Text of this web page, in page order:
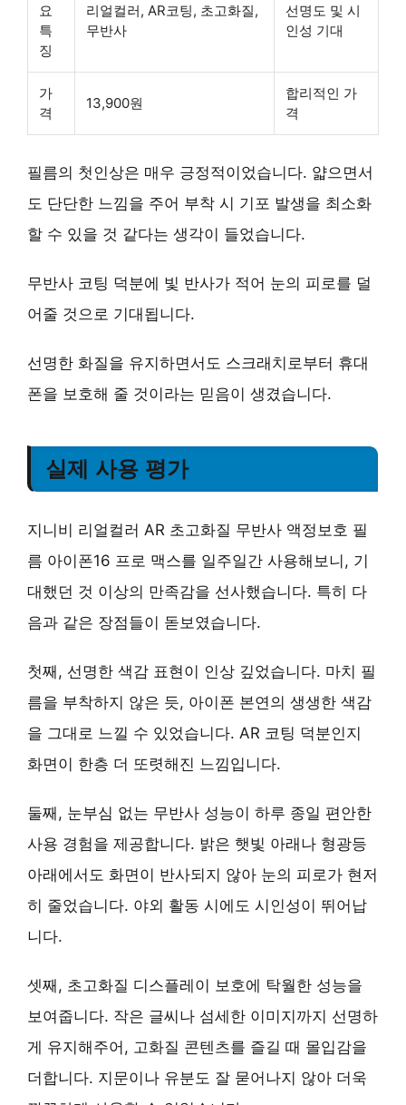
요
특
징
리얼컬러, AR코팅, 초고화질,
무반사
선명도 및 시
인성 기대
가
격
13,900원
합리적인 가
격
필름의 첫인상은 매우 긍정적이었습니다. 얇으면서
도 단단한 느낌을 주어 부착 시 기포 발생을 최소화
할 수 있을 것 같다는 생각이 들었습니다.
무반사 코팅 덕분에 빛 반사가 적어 눈의 피로를 덜
어줄 것으로 기대됩니다.
선명한 화질을 유지하면서도 스크래치로부터 휴대
폰을 보호해 줄 것이라는 믿음이 생겼습니다.
실제 사용 평가
지니비 리얼컬러 AR 초고화질 무반사 액정보호 필
름 아이폰16 프로 맥스를 일주일간 사용해보니, 기
대했던 것 이상의 만족감을 선사했습니다. 특히 다
음과 같은 장점들이 돋보였습니다.
첫째, 선명한 색감 표현이 인상 깊었습니다. 마치 필
름을 부착하지 않은 듯, 아이폰 본연의 생생한 색감
을 그대로 느낄 수 있었습니다. AR 코팅 덕분인지
화면이 한층 더 또렷해진 느낌입니다.
둘째, 눈부심 없는 무반사 성능이 하루 종일 편안한
사용 경험을 제공합니다. 밝은 햇빛 아래나 형광등
아래에서도 화면이 반사되지 않아 눈의 피로가 현저
히 줄었습니다. 야외 활동 시에도 시인성이 뛰어납
니다.
셋째, 초고화질 디스플레이 보호에 탁월한 성능을
보여줍니다. 작은 글씨나 섬세한 이미지까지 선명하
게 유지해주어, 고화질 콘텐츠를 즐길 때 몰입감을
더합니다. 지문이나 유분도 잘 묻어나지 않아 더욱